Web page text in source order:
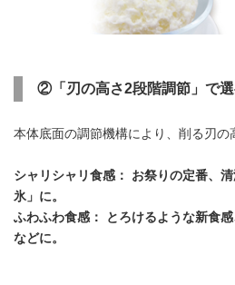
②「刃の高さ2段階調節」で
本体底面の調節機構により、削る刃の
シャリシャリ食感： お祭りの定番、
氷」に。
ふわふわ食感： とろけるような新食感
などに。